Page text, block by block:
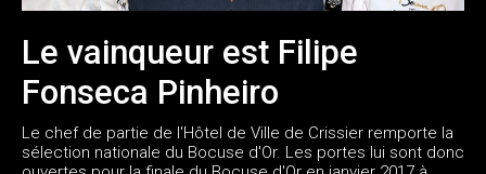
Le vainqueur est Filipe
Fonseca Pinheiro
Le chef de partie de l'Hôtel de Ville de Crissier remporte la
sélection nationale du Bocuse d'Or. Les portes lui sont donc